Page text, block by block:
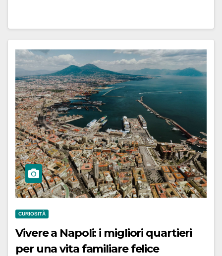
CURIOSITÀ
Vivere a Napoli: i migliori quartieri
per una vita familiare felice